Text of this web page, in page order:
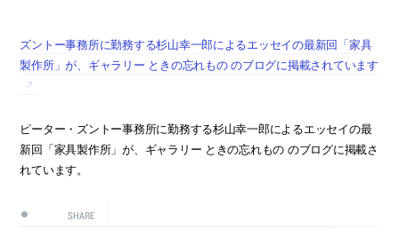
ズントー事務所に勤務する杉山幸一郎によるエッセイの最新回「家具
製作所」が、ギャラリー ときの忘れもの のブログに掲載されています
ピーター・ズントー事務所に勤務する杉山幸一郎によるエッセイの最
新回「家具製作所」が、ギャラリー ときの忘れもの のブログに掲載さ
れています。
SHARE